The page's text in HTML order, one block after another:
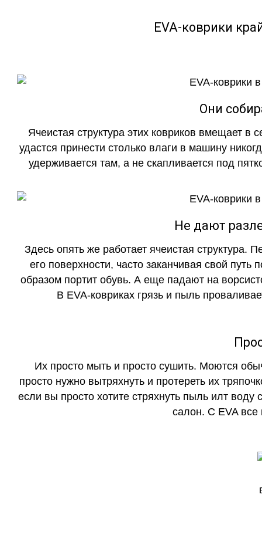
EVA-коврики
Они
Ячеистая структура этих ковриков вмещает в
удастся принести столько влаги в машину
удерживается там, а не скапливается под
Не дают
Здесь опять же работает ячеистая структура.
его поверхности, часто заканчивая свой
образом портит обувь. А еще падают на
В EVA-ковриках грязь и пыль
Их просто мыть и просто сушить. Моются
просто нужно вытряхнуть и протереть их
если вы просто хотите стряхнуть пыль илт воду
салон. С EVA все